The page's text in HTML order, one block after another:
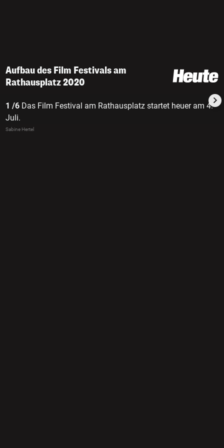
Aufbau des Film Festivals am
Rathausplatz 2020
1 /6 Das Film Festival am Rathausplatz startet heuer am 4.
Juli.
Sabine Hertel